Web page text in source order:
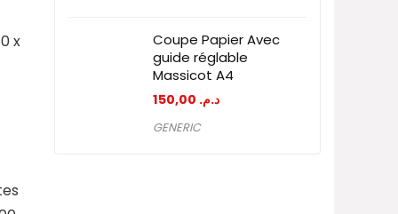
x
Coupe Papier Avec
guide réglable
Massicot A4
د.م.
GENERIC